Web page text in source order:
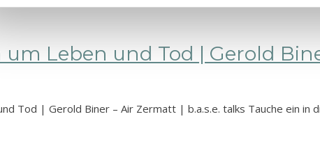
Leben und Tod | Gerold
Tod | Gerold Biner – Air Zermatt | b.a.s.e. talks Tauche ein in